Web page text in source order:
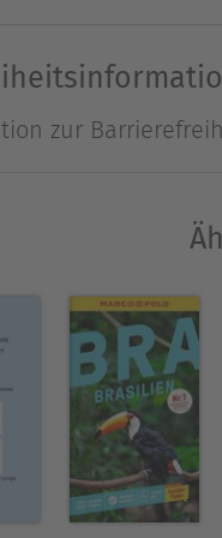
Ausruf "Oh,
Noorollah Zadeh
Bunte Frauen
2015. Oh,
zur